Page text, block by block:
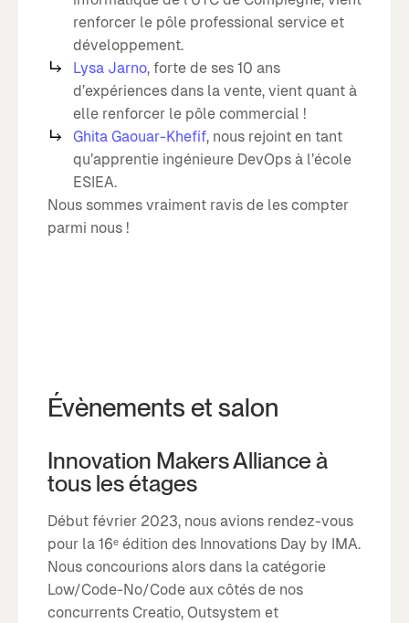
renforcer le pôle professional service et
développement.
Lysa Jarno, forte de ses 10 ans
d’expériences dans la vente, vient quant à
elle renforcer le pôle commercial !
Ghita Gaouar-Khefif, nous rejoint en tant
qu’apprentie ingénieure DevOps à l’école
ESIEA.
Nous sommes vraiment ravis de les compter
parmi nous !
Évènements et salon
Innovation Makers Alliance à
tous les étages
Début février 2023, nous avions rendez-vous
pour la 16ᵉ édition des Innovations Day by IMA.
Nous concourions alors dans la catégorie
Low/Code-No/Code aux côtés de nos
concurrents Creatio, Outsystem et